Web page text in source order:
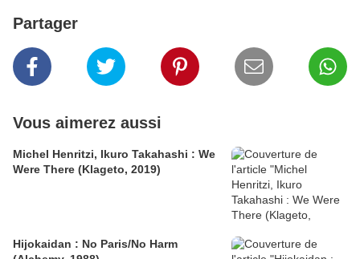
Partager
Vous aimerez aussi
Michel Henritzi, Ikuro Takahashi : We
Were There (Klageto, 2019)
Hijokaidan : No Paris/No Harm